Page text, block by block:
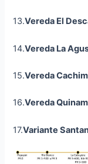
13.Vereda El
14.Vereda La
15.Vereda
16.Vereda
17.Variante